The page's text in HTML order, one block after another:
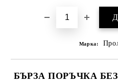
Марка:
БЪРЗА ПОРЪЧКА